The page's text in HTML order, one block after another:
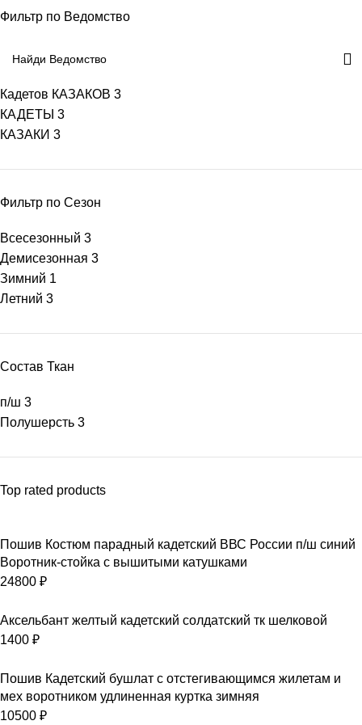
Фильтр по Ведомство
Кадетов КАЗАКОВ 3
КАДЕТЫ 3
КАЗАКИ 3
Фильтр по Сезон
Всесезонный 3
Демисезонная 3
Зимний 1
Летний 3
Состав Ткан
п/ш 3
Полушерсть 3
Top rated products
Пошив Костюм парадный кадетский ВВС России п/ш синий
Воротник-стойка с вышитыми катушками
24800 ₽
Аксельбант желтый кадетский солдатский тк шелковой
1400 ₽
Пошив Кадетский бушлат с отстегивающимся жилетам и
мех воротником удлиненная куртка зимняя
10500 ₽